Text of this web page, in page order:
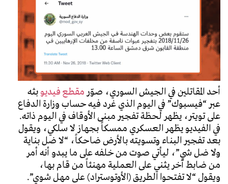
أحد المقاتلين في الجيش السوري، صوّر مقطع فيديو بثه
عبر “فيسبوك” في اليوم الذي غرد فيه حساب وزارة الدفاع
على تويتر، يظهر لحظة تفجير مبنى الأوقاف في اليوم ذاته.
في الفيديو يظهر العسكري ممسكاً بجهاز لا سلكي، ويقول
بعد تفجير البناء وتسويته بالأرض ضاحكاً، “لا ضل بناية
ولا ضل شي”، ليأتي صوت من خلفه على ما يبدو أنه أمر
من ضابط آخر يثني على العملية مهنئاً من قام بها،
ويقول “لا تفتحوا الطريق (الأوتوستراد) على مهل شوي”.